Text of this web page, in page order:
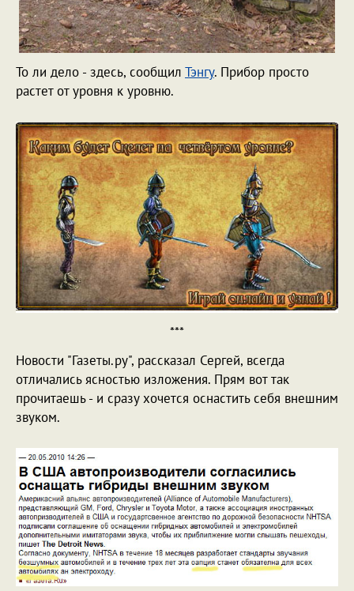
То ли дело - здесь, сообщил Тэнгу. Прибор просто
растет от уровня к уровню.
***
Новости "Газеты.ру", рассказал Сергей, всегда
отличались ясностью изложения. Прям вот так
прочитаешь - и сразу хочется оснастить себя внешним
звуком.